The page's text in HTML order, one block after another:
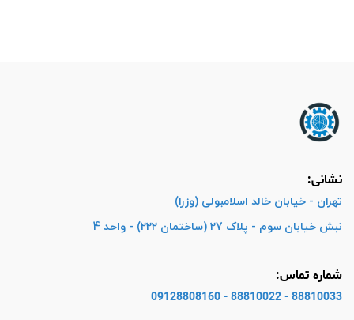
نشانی:
تهران - خیابان خالد اسلامبولی (وزرا)
نبش خیابان سوم - پلاک 27 (ساختمان 222) - واحد 4
شماره تماس:
88810033 - 88810022 - 09128808160